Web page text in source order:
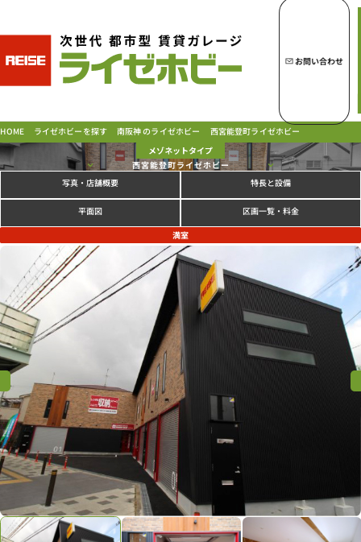
ライゼホビーの魅力
ラインナップ
ご契約の流れ・お支払方法
よくあるご質問
PICK UP!
お問い合わせ
会社概要
特定商取引法に基づく表示
プライバシーポリシー
お問い合わせ
HOME ライゼホビーを探す 南阪神 のライゼホビー 西宮能登町ライゼホビー
メゾネットタイプ
西宮能登町ライゼホビー
写真・店舗概要 特長と設備
平面図 区画一覧・料金
満室